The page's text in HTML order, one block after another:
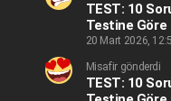
TEST: 10
Testine Göre
20 Mart 2026,
Misafir gönderdi
TEST: 10